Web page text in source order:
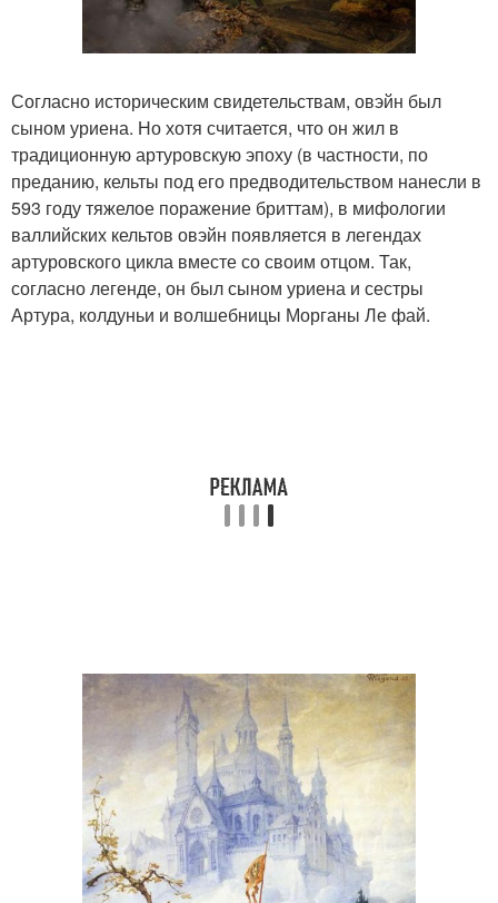
Согласно историческим свидетельствам, овэйн был
сыном уриена. Но хотя считается, что он жил в
традиционную артуровскую эпоху (в частности, по
преданию, кельты под его предводительством нанесли в
593 году тяжелое поражение бриттам), в мифологии
валлийских кельтов овэйн появляется в легендах
артуровского цикла вместе со своим отцом. Так,
согласно легенде, он был сыном уриена и сестры
Артура, колдуньи и волшебницы Морганы Ле фай.